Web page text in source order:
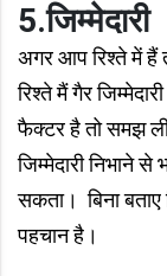
5.जिम्मेदारी
अगर आप रिश्ते में हैं
रिश्ते मैं गैर
फैक्टर है तो समझ
जिम्मेदारी निभाने से
सकता। बिना बताए
पहचान है।